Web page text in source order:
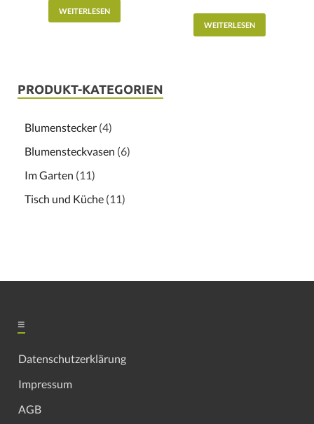
WEITERLESEN
WEITERLESEN
PRODUKT-KATEGORIEN
Blumenstecker (4)
Blumensteckvasen (6)
Im Garten (11)
Tisch und Küche (11)
≡
Datenschutzerklärung
Impressum
AGB